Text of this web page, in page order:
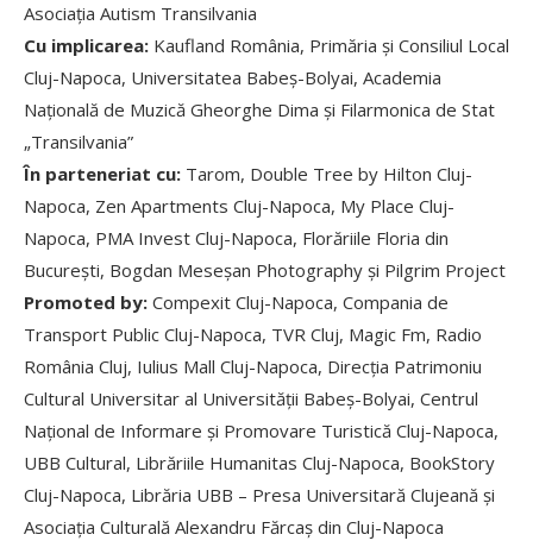
Asociația Autism Transilvania
Cu implicarea: Kaufland România, Primăria și Consiliul Local
Cluj-Napoca, Universitatea Babeș-Bolyai, Academia
Națională de Muzică Gheorghe Dima și Filarmonica de Stat
„Transilvania”
În parteneriat cu: Tarom, Double Tree by Hilton Cluj-
Napoca, Zen Apartments Cluj-Napoca, My Place Cluj-
Napoca, PMA Invest Cluj-Napoca, Florăriile Floria din
București, Bogdan Meseșan Photography și Pilgrim Project
Promoted by: Compexit Cluj-Napoca, Compania de
Transport Public Cluj-Napoca, TVR Cluj, Magic Fm, Radio
România Cluj, Iulius Mall Cluj-Napoca, Direcția Patrimoniu
Cultural Universitar al Universității Babeș-Bolyai, Centrul
Național de Informare și Promovare Turistică Cluj-Napoca,
UBB Cultural, Librăriile Humanitas Cluj-Napoca, BookStory
Cluj-Napoca, Librăria UBB – Presa Universitară Clujeană și
Asociația Culturală Alexandru Fărcaș din Cluj-Napoca